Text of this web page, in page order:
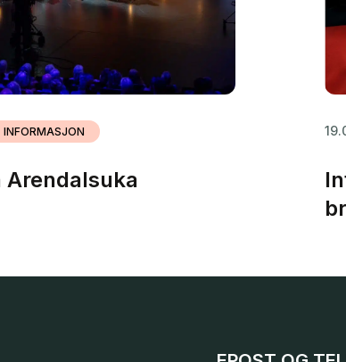
INFORMASJON
Arendalsuka